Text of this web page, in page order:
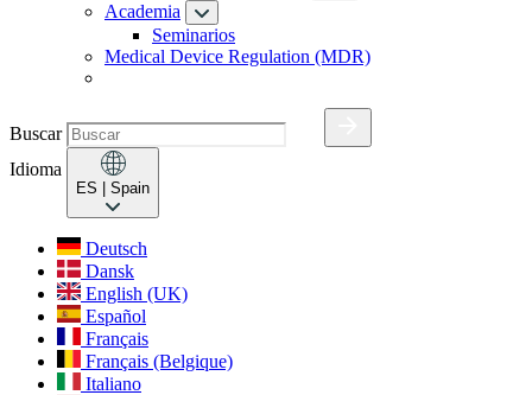
Academia
Seminarios
Medical Device Regulation (MDR)
Buscar
Idioma
ES | Spain
Deutsch
Dansk
English (UK)
Español
Français
Français (Belgique)
Italiano